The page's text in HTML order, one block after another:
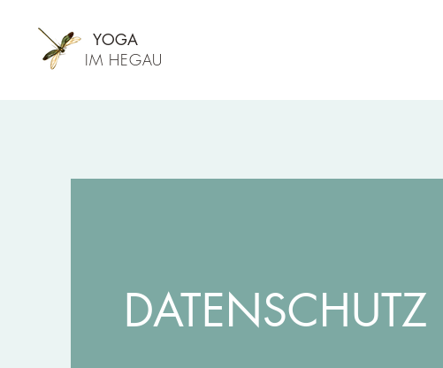
YOGA
IM HEGAU
DATENSCHUTZ